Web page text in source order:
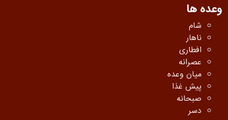
وعده ها
شام
ناهار
افطاری
عصرانه
میان وعده
پیش غذا
صبحانه
دسر